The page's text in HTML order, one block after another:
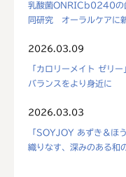
乳酸菌ONRICb0240の
同研究 オーラルケアに
2026.03.09
「カロリーメイト ゼリ
バランスをより身近に
2026.03.03
「SOYJOY あずき＆ほ
織りなす、深みのある和